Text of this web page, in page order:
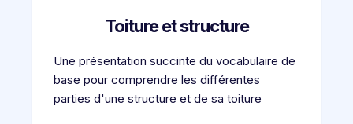
Toiture et structure
Une présentation succinte du vocabulaire de
base pour comprendre les différentes
parties d'une structure et de sa toiture